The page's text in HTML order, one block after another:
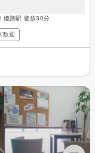
姫路駅 徒歩30分
歓迎